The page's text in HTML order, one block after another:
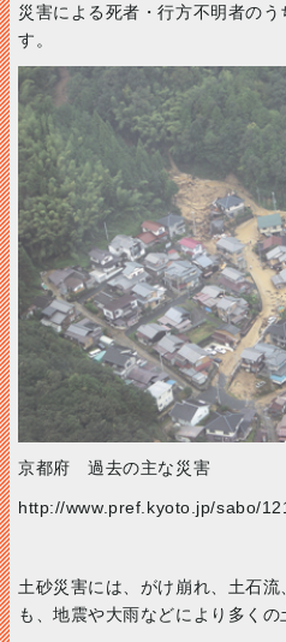
災害による死者・行方不明者の
す。
京都府 過去の主な災害
http://www.pref.kyoto.jp/sabo/
土砂災害には、がけ崩れ、土石
も、地震や大雨などにより多くの